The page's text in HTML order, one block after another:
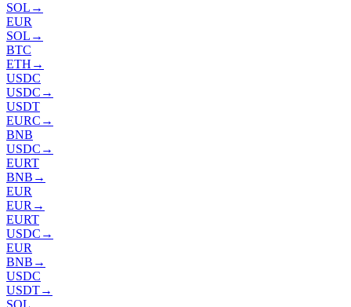
SOL →
EUR
SOL →
BTC
ETH →
USDC
USDC →
USDT
EURC →
BNB
USDC →
EURT
BNB →
EUR
EUR →
EURT
USDC →
EUR
BNB →
USDC
USDT→